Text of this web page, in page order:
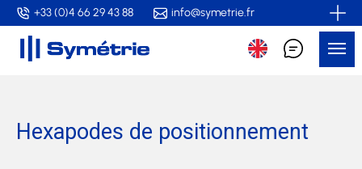
Skip
to
content
+33 (0)4 66 29 43 88 info@symetrie.fr
Hexapodes de positionnement